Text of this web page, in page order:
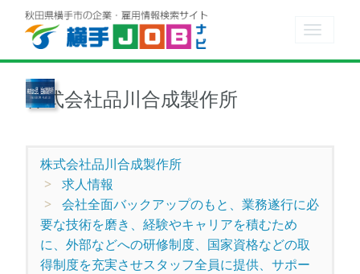
Toggle
株式会社品川合成製作所
株式会社品川合成製作所
求人情報
会社全面バックアップのもと、業務遂行に必
要な技術を磨き、経験やキャリアを積むため
に、外部などへの研修制度、国家資格などの取
得制度を充実させスタッフ全員に提供、サポー